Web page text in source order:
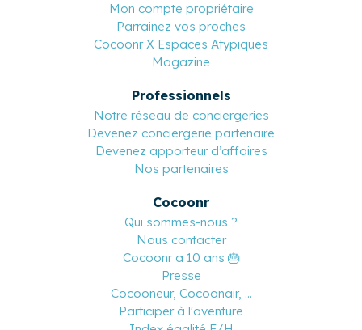
Mon compte propriétaire
Parrainez vos proches
Cocoonr X Espaces Atypiques
Magazine
Professionnels
Notre réseau de conciergeries
Devenez conciergerie partenaire
Devenez apporteur d’affaires
Nos partenaires
Cocoonr
Qui sommes-nous ?
Nous contacter
Cocoonr a 10 ans 🎂
Presse
Cocooneur, Cocoonair, ...
Participer à l'aventure